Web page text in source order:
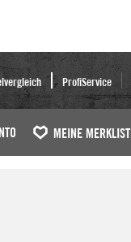
ProfiService
MEINE